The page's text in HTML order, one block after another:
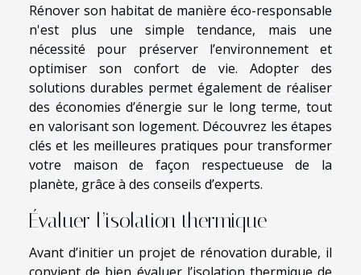
Rénover son habitat de manière éco-responsable
n'est plus une simple tendance, mais une
nécessité pour préserver l’environnement et
optimiser son confort de vie. Adopter des
solutions durables permet également de réaliser
des économies d’énergie sur le long terme, tout
en valorisant son logement. Découvrez les étapes
clés et les meilleures pratiques pour transformer
votre maison de façon respectueuse de la
planète, grâce à des conseils d’experts.
Évaluer l’isolation thermique
Avant d’initier un projet de rénovation durable, il